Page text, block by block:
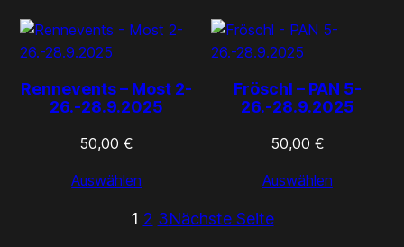
Rennevents – Most 2-
26.-28.9.2025
50,00€
Auswählen
Fröschl – PAN 5-
26.-28.9.2025
50,00 €
Auswählen
1 2 3Nächste Seite